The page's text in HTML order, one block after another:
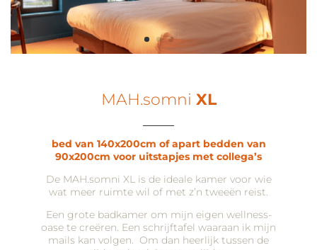
MAH.somni XL
bed van 140x200cm of apart bedden van
90x200cm voor uitstapjes met collega’s
De MAH.somni XL is de ideale kamer voor wie
wat meer ruimte wil of met z’n tweeën reist.
Een grote badkamer om mijn eigen wellness-
oase te creëren. Een schrijftafel waaraan ik mijn
mails kan volgen. Om dan heerlijk tussen de